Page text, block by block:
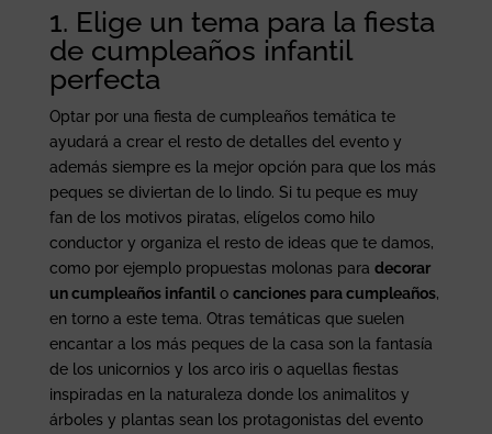
1. Elige un tema para la fiesta
de cumpleaños infantil
perfecta
Optar por una fiesta de cumpleaños temática te
ayudará a crear el resto de detalles del evento y
además siempre es la mejor opción para que los más
peques se diviertan de lo lindo. Si tu peque es muy
fan de los motivos piratas, elígelos como hilo
conductor y organiza el resto de ideas que te damos,
como por ejemplo propuestas molonas para decorar
un cumpleaños infantilo canciones para cumpleaños,
en torno a este tema. Otras temáticas que suelen
encantar a los más peques de la casa son la fantasía
de los unicornios y los arco iris o aquellas fiestas
inspiradas en la naturaleza donde los animalitos y
árboles y plantas sean los protagonistas del evento